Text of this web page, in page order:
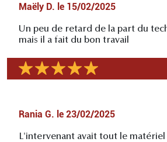
Maëly D. le 15/02/2025
Un peu de retard de la part du
mais il a fait du bon travail
Rania G. le 23/02/2025
L'intervenant avait tout le matériel